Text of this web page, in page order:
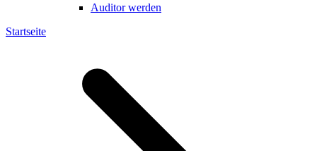
Auditor werden
Startseite